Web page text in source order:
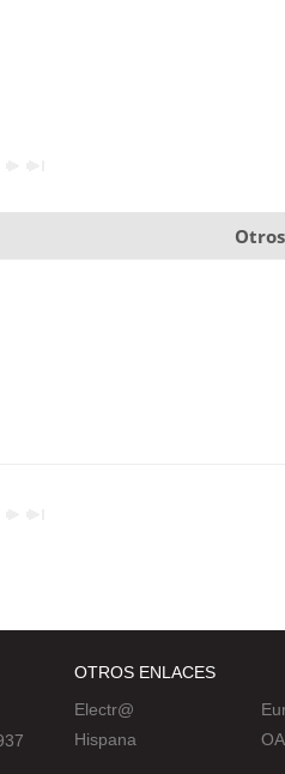
Otros
OTROS ENLACES
Electr@
Hispana